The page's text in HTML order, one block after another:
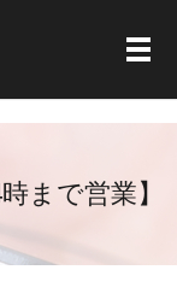
メ
まで営業】